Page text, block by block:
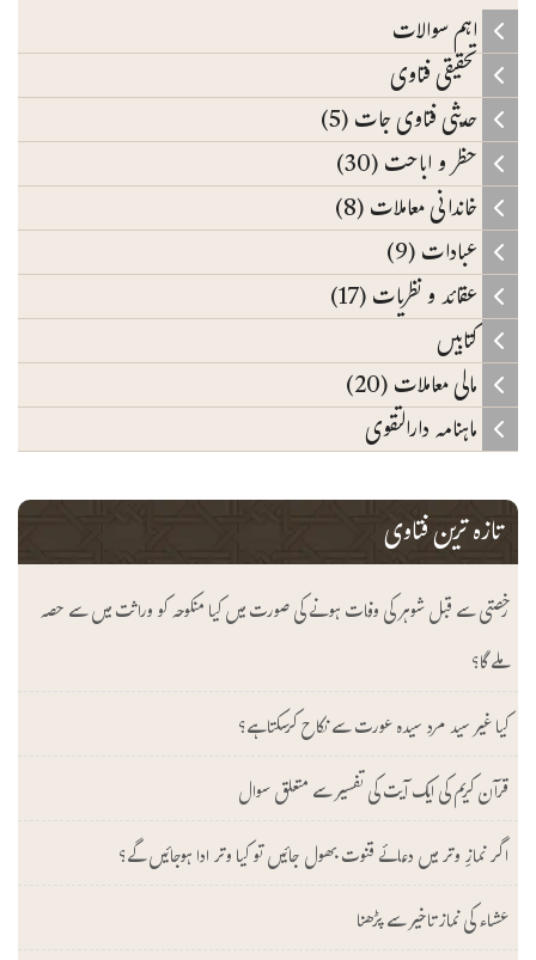
اہم سوالات
تحقیقی فتاوی
حدیثی فتاوی جات (5)
حظر و اباحت (30)
خاندانی معاملات (8)
عبادات (9)
عقائد و نظریات (17)
کتابیں
مالی معاملات (20)
ماہنامہ دارالتقوی
تازہ ترین فتاوی
رخصتی سے قبل شوہر کی وفات ہونے کی صورت میں کیا منکوحہ کو وراثت میں سے حصہ
ملے گا؟
کیا غیر سید مرد سیدہ عورت سے نکاح کرسکتا ہے؟
قرآن کریم کی ایک آیت کی تفسیر سے متعلق سوال
اگر نمازِ وتر میں دعائے قنوت بھول جائیں تو کیا وتر ادا ہوجائیں گے؟
عشاء کی نماز تاخیر سے پڑھنا